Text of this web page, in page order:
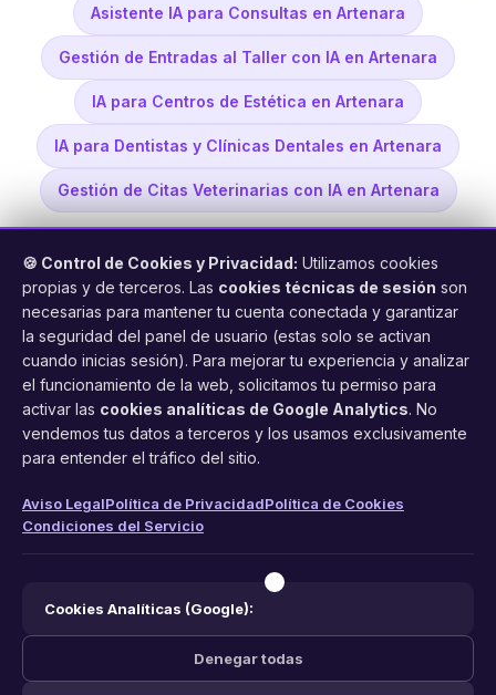
Asistente IA para Consultas en Artenara
Gestión de Entradas al Taller con IA en Artenara
IA para Centros de Estética en Artenara
IA para Dentistas y Clínicas Dentales en Artenara
Gestión de Citas Veterinarias con IA en Artenara
FacilCita
Asistente inteligente de citas por teléfono y WhatsApp.
Gestión profesional de agenda con IA para tu negocio.
Funciones
Aviso Legal
🍪 Control de Cookies y Privacidad: Utilizamos cookies
propias y de terceros. Las cookies técnicas de sesión son
necesarias para mantener tu cuenta conectada y garantizar
la seguridad del panel de usuario (estas solo se activan
cuando inicias sesión). Para mejorar tu experiencia y analizar
el funcionamiento de la web, solicitamos tu permiso para
activar las cookies analíticas de Google Analytics. No
vendemos tus datos a terceros y los usamos exclusivamente
para entender el tráfico del sitio.
Aviso LegalPolítica de PrivacidadPolítica de Cookies
Condiciones del Servicio
Cookies Analíticas (Google):
Denegar todas